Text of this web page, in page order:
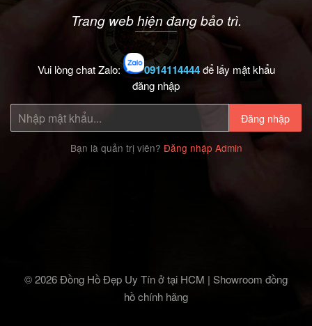
Trang web hiện đang bảo trì.
Vui lòng chat Zalo: 0914114444để lấy mật khẩu
đăng nhập
Đăng nhập
Bạn là quản trị viên? Đăng nhập Admin
© 2026 Đồng Hồ Đẹp Uy Tín ở tại HCM | Showroom đồng
hồ chính hãng‎